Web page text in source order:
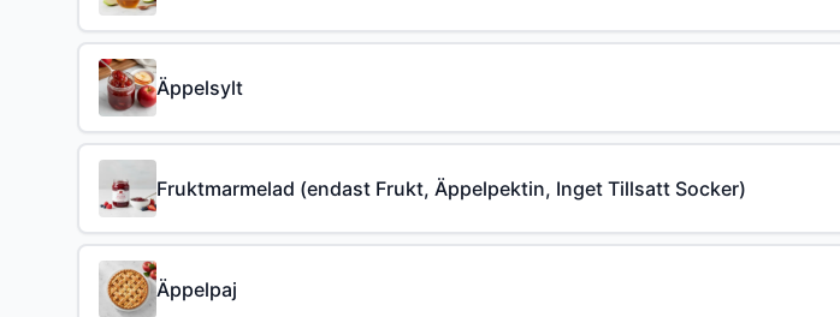
Äppelsylt
Fruktmarmelad (endast Frukt, Äppelpektin, Inget Tillsatt Socker)
Äppelpaj